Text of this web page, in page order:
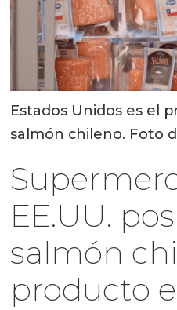
Estados Unidos es el
salmón chileno. Foto
EE.UU.
salmón
producto